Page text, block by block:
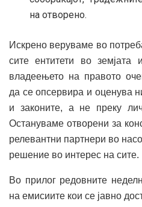
на отворено.
Искрено веруваме во
сите ентитети во земјата
владеењето на правото
да се опсервира и оценува
и законите, а не преку
Остануваме отворени за
релевантни партнери во
решение во интерес на сите.
Во прилог редовните
на емисиите кои се јавно